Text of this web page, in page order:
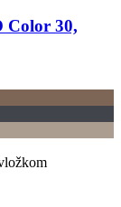
Color 30,